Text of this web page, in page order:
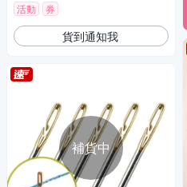
活動 券
貨到通知我
補貨中